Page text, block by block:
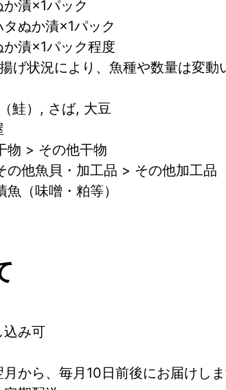
か漬×1パック
タぬか漬×1パック
か漬×1パック程度
げ状況により、魚種や数量は変動
鮭）, さば, 大豆
物 > その他干物
の他魚貝・加工品 > その他加工品
（味噌・粕等）
込み可
から、毎月10日前後にお届けしま